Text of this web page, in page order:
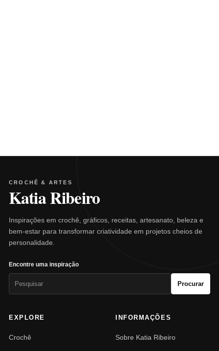
CROCHÊ & ARTES
Katia Ribeiro
Inspirações em crochê, gráficos, receitas, artesanato, beleza e
bem-estar para transformar criatividade em projetos cheios de
personalidade.
Encontre uma inspiração
Procurar
EXPLORE
Crochê
INFORMAÇÕES
Sobre Katia Ribeiro